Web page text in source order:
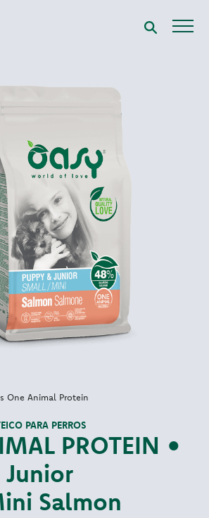
One Animal Protein
PROTEIN •
Junior
Salmon
PARA PERROS